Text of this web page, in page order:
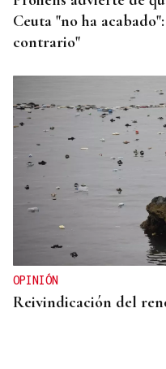
Ceuta "no ha
contrario"
OPINIÓN
Reivindicación del